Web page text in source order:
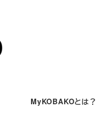
MyKOBAKOとは？